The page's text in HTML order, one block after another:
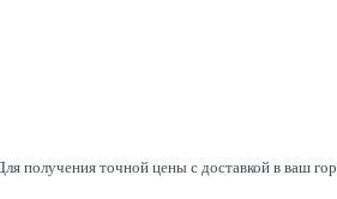
получения точной цены с доставкой в ваш